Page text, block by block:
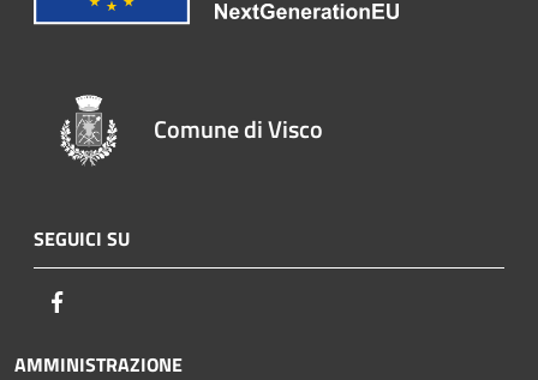
Comune di Visco
SEGUICI SU
AMMINISTRAZIONE